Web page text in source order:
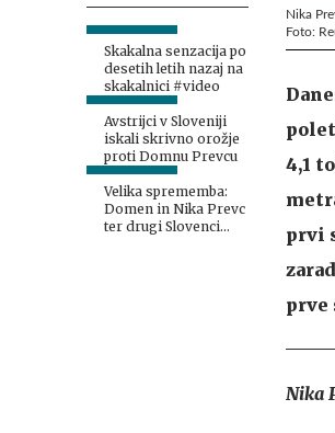
Skakalna senzacija po
desetih letih nazaj na
skakalnici #video
Avstrijci v Sloveniji
iskali skrivno orožje
proti Domnu Prevcu
Velika sprememba:
Domen in Nika Prevc
ter drugi Slovenci
Nika
Foto:
4,1
prvi
prve
Nika